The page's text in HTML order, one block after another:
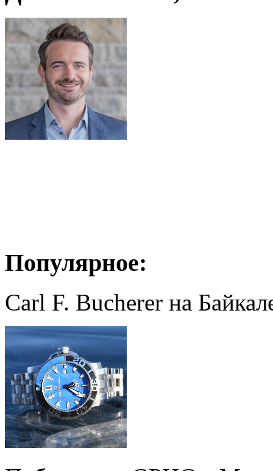
Популярное:
Carl F. Bucherer на